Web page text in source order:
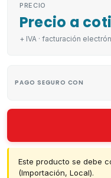
PRECIO
Precio a
+ IVA · facturación
PAGO SEGURO CON
Este producto se debe
(Importación, Local).